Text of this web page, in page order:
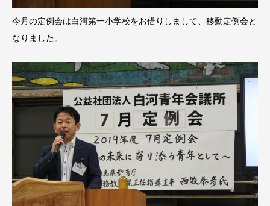
今月の定例会は白河第一小学校をお借りしまして、移動定例会と
なりました。